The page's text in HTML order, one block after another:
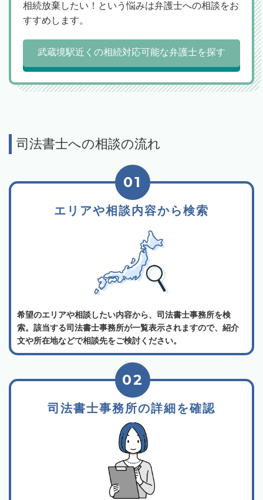
相続放棄したい！という悩みは弁護士への相談をお
すすめします。
武蔵境駅近くの相続対応可能な弁護士を探す
司法書士への相談の流れ
エリアや相談内容から検索
01
希望のエリアや相談したい内容から、司法書士事務所を検
索。該当する司法書士事務所が一覧表示されますので、紹介
文や所在地などで相談先をご検討ください。
司法書士事務所の詳細を確認
02